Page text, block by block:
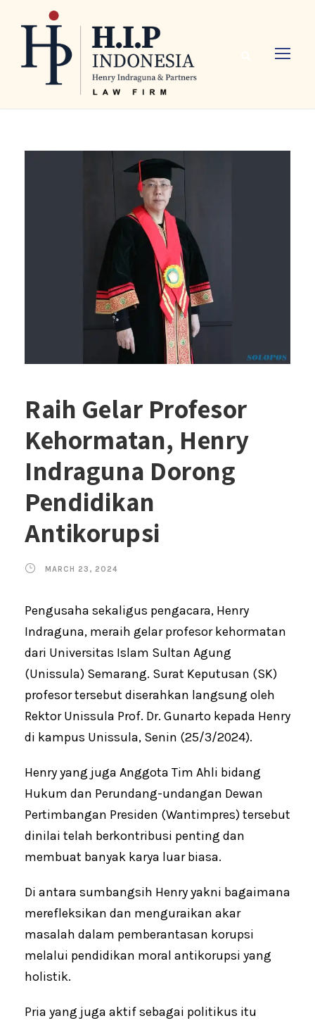
Raih Gelar Profesor
Kehormatan, Henry
Indraguna Dorong
Pendidikan
Antikorupsi
MARCH 23, 2024
Pengusaha sekaligus pengacara, Henry
Indraguna, meraih gelar profesor kehormatan
dari Universitas Islam Sultan Agung
(Unissula) Semarang. Surat Keputusan (SK)
profesor tersebut diserahkan langsung oleh
Rektor Unissula Prof. Dr. Gunarto kepada Henry
di kampus Unissula, Senin (25/3/2024).
Henry yang juga Anggota Tim Ahli bidang
Hukum dan Perundang-undangan Dewan
Pertimbangan Presiden (Wantimpres) tersebut
dinilai telah berkontribusi penting dan
membuat banyak karya luar biasa.
Di antara sumbangsih Henry yakni bagaimana
merefleksikan dan menguraikan akar
masalah dalam pemberantasan korupsi
melalui pendidikan moral antikorupsi yang
holistik.
Pria yang juga aktif sebagai politikus itu